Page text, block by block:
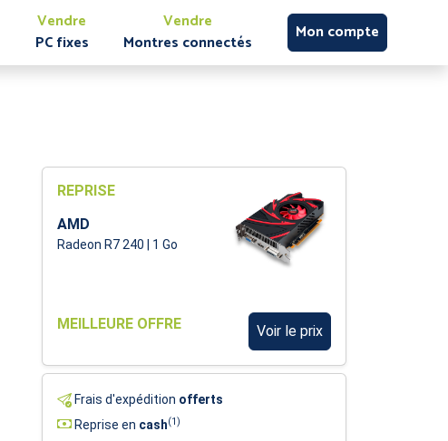
Vendre
PC fixes
Vendre
Montres connectés
Mon compte
REPRISE
AMD
Radeon R7 240 | 1 Go
MEILLEURE OFFRE Voir le prix
Frais d'expédition offerts
Reprise en cash(1)